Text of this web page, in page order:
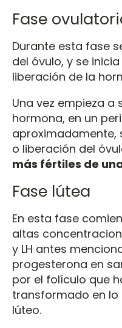
Fase
Durante esta fase
del óvulo, y se
liberación de la
Una vez empieza a
hormona, en un
aproximadamente,
o liberación del
más fértiles de
Fase lútea
En esta fase
altas
y LH antes
progesterona en
por el folículo que
transformado en
lúteo.